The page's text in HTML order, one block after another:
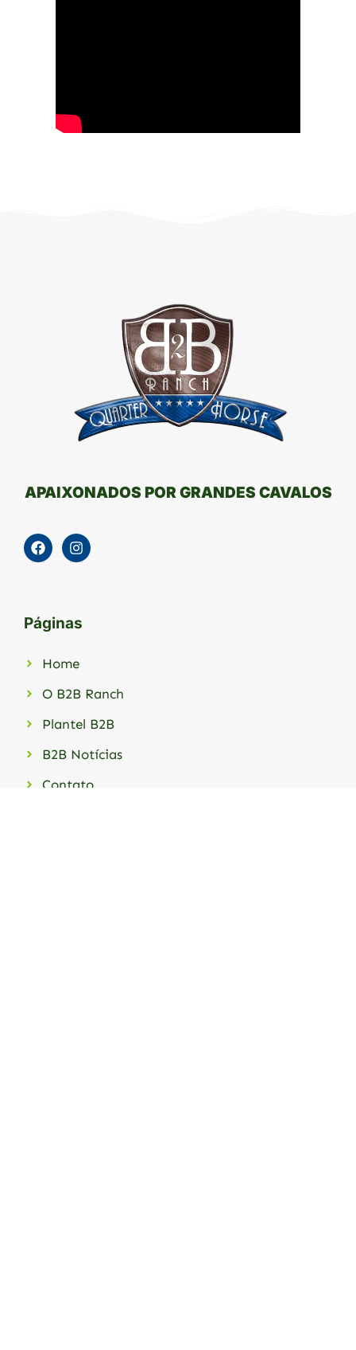
APAIXONADOS POR GRANDES CAVALOS
Páginas
Home
O B2B Ranch
Plantel B2B
B2B Notícias
Contato